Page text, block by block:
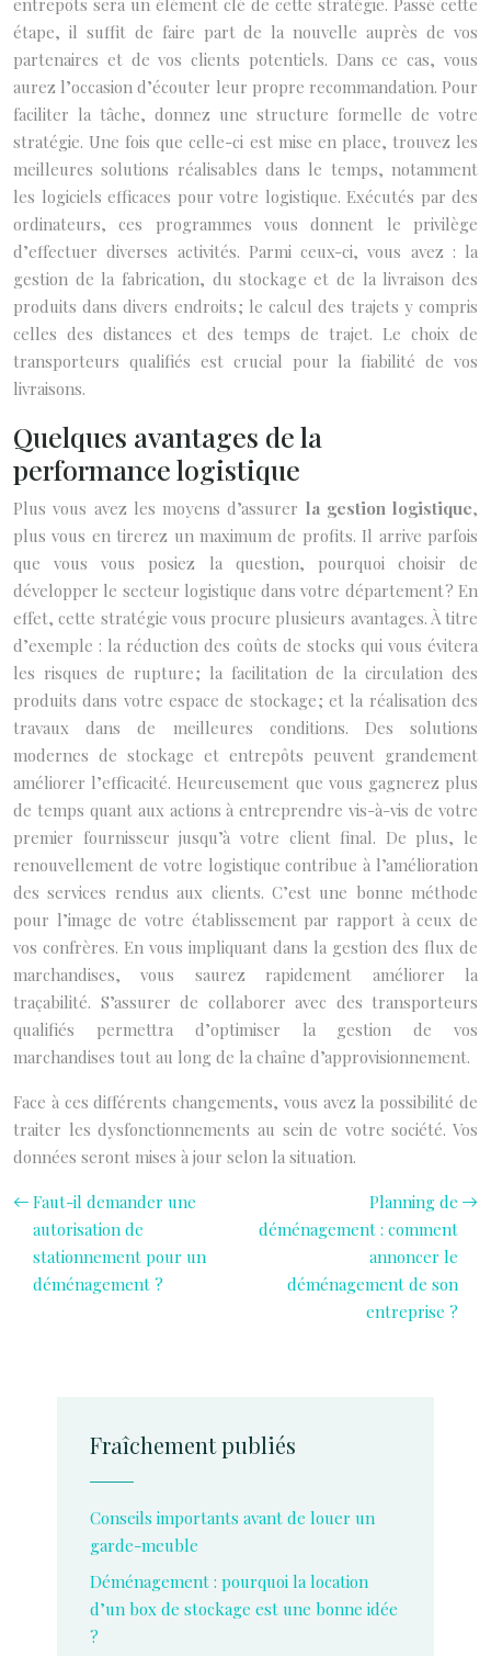
entrepôts sera un élément clé de cette stratégie. Passé cette
étape, il suffit de faire part de la nouvelle auprès de vos
partenaires et de vos clients potentiels. Dans ce cas, vous
aurez l’occasion d’écouter leur propre recommandation. Pour
faciliter la tâche, donnez une structure formelle de votre
stratégie. Une fois que celle-ci est mise en place, trouvez les
meilleures solutions réalisables dans le temps, notamment
les logiciels efficaces pour votre logistique. Exécutés par des
ordinateurs, ces programmes vous donnent le privilège
d’effectuer diverses activités. Parmi ceux-ci, vous avez : la
gestion de la fabrication, du stockage et de la livraison des
produits dans divers endroits ; le calcul des trajets y compris
celles des distances et des temps de trajet. Le choix de
transporteurs qualifiés est crucial pour la fiabilité de vos
livraisons.
Quelques avantages de la
performance logistique
Plus vous avez les moyens d’assurer la gestion logistique,
plus vous en tirerez un maximum de profits. Il arrive parfois
que vous vous posiez la question, pourquoi choisir de
développer le secteur logistique dans votre département ? En
effet, cette stratégie vous procure plusieurs avantages. À titre
d’exemple : la réduction des coûts de stocks qui vous évitera
les risques de rupture ; la facilitation de la circulation des
produits dans votre espace de stockage ; et la réalisation des
travaux dans de meilleures conditions. Des solutions
modernes de stockage et entrepôts peuvent grandement
améliorer l’efficacité. Heureusement que vous gagnerez plus
de temps quant aux actions à entreprendre vis-à-vis de votre
premier fournisseur jusqu’à votre client final. De plus, le
renouvellement de votre logistique contribue à l’amélioration
des services rendus aux clients. C’est une bonne méthode
pour l’image de votre établissement par rapport à ceux de
vos confrères. En vous impliquant dans la gestion des flux de
marchandises, vous saurez rapidement améliorer la
traçabilité. S’assurer de collaborer avec des transporteurs
qualifiés permettra d’optimiser la gestion de vos
marchandises tout au long de la chaîne d’approvisionnement.
Face à ces différents changements, vous avez la possibilité de
traiter les dysfonctionnements au sein de votre société. Vos
données seront mises à jour selon la situation.
Faut-il demander une
autorisation de
stationnement pour un
déménagement ?
Planning de
déménagement : comment
annoncer le
déménagement de son
entreprise ?
Fraîchement publiés
Conseils importants avant de louer un
garde-meuble
Déménagement : pourquoi la location
d’un box de stockage est une bonne idée
?